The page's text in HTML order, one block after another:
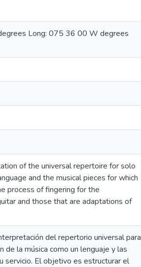
Long: 075 36 00 W degrees
of the universal repertoire for solo
and the musical pieces for which
process of fingering for the
and those that are adaptations of
del repertorio universal para
la música como un lenguaje y las
servicio. El objetivo es estructurar el